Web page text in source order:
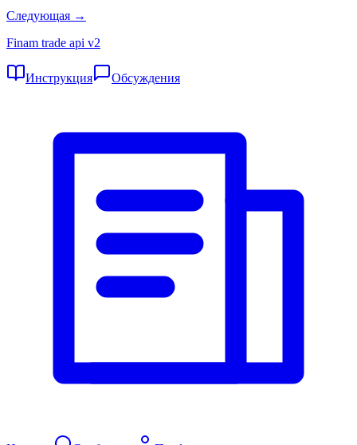
Следующая →
Finam trade api v2
Инструкция Обсуждения